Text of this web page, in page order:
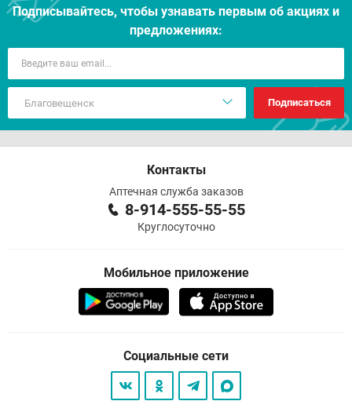
Подписывайтесь, чтобы узнавать первым об акцияx и
предложениях:
Подписаться
Контакты
Аптечная служба заказов
8-914-555-55-55
Круглосуточно
Мобильное приложение
Социальные сети